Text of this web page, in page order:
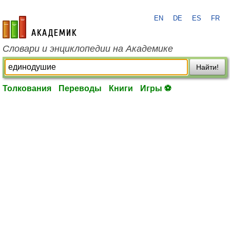
academic.ru
EN DE ES FR
Словари и энциклопедии на Академике
Найти!
Толкования Переводы Книги Игры ⚽